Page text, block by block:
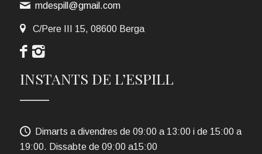
mdespill@gmail.com
C/Pere III 15, 08600 Berga
INSTANTS DE L’ESPILL
Dimarts a divendres de 09:00 a 13:00 i de 15:00 a
19:00. Dissabte de 09:00 a15:00